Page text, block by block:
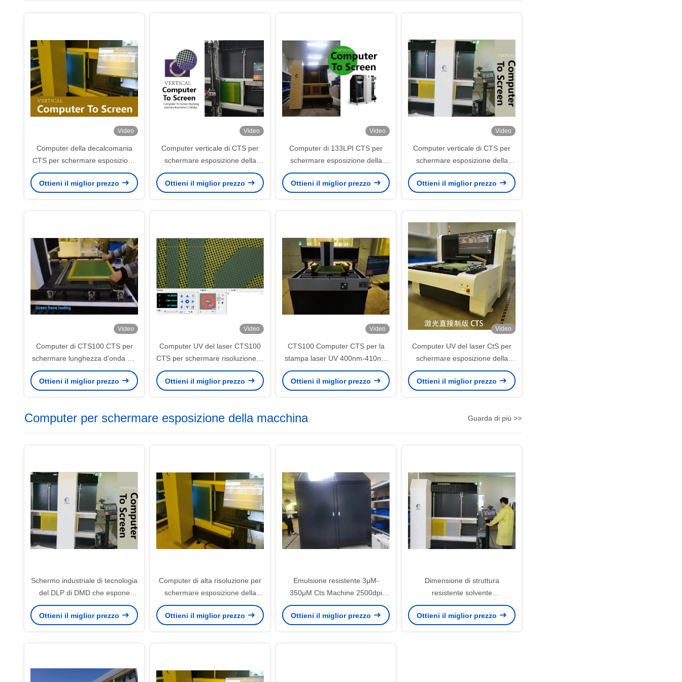
Video
Computer della decalcomania
CTS per schermare esposizione
della risoluzione 2540dpi
1200x1300mm della macchina
Ottieni il miglior prezzo
Video
Computer verticale di CTS per
schermare esposizione della
risoluzione 12700dpi UV405nm
della macchina
Ottieni il miglior prezzo
Video
Computer di 133LPI CTS per
schermare esposizione della
risoluzione 12700dpi
1200*1300mm della macchina
Ottieni il miglior prezzo
Video
Computer verticale di CTS per
schermare esposizione della
risoluzione 2540dpi 2Frame della
macchina
Ottieni il miglior prezzo
Video
Computer di CTS100 CTS per
schermare lunghezza d'onda UV
400nm-410nm del laser
Ottieni il miglior prezzo
Video
Computer UV del laser CTS100
CTS per schermare risoluzione di
1270dpi 2540dpi
Ottieni il miglior prezzo
Video
CTS100 Computer CTS per la
stampa laser UV 400nm-410nm
di abbigliamento tessile
Ottieni il miglior prezzo
Video
Computer UV del laser CtS per
schermare esposizione della
macchina EMO 3-350μM
Ottieni il miglior prezzo
Computer per schermare esposizione della macchina Guarda di più >>
Schermo industriale di tecnologia
del DLP di DMD che espone
macchina 1270dpi 1500KG
Ottieni il miglior prezzo
Computer di alta risoluzione per
schermare esposizione della
lunghezza d'onda 405±5nm del
laser della macchina
Ottieni il miglior prezzo
Emulsione resistente 3μM-
350μM Cts Machine 2500dpi
dell'acqua per il PWB
Ottieni il miglior prezzo
Dimensione di struttura
resistente solvente
dell'emulsione 3μM-150μM UV
Laser Cts Machine
Ottieni il miglior prezzo